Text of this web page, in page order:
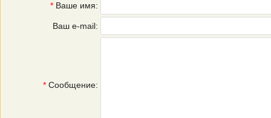
* Ваше имя:
Ваш e-mail:
* Сообщение: